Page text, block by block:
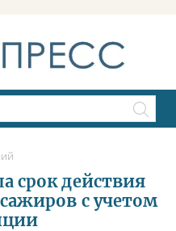
срок действия
с учетом